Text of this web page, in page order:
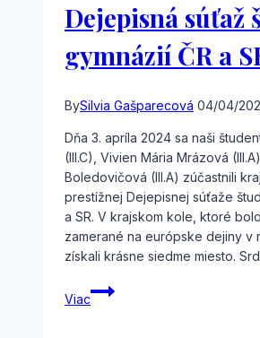
Dejepisná súťaž
gymnázií ČR a
BySilvia Gašparecová 04/04/
Dňa 3. apríla 2024 sa naši
(III.C), Vivien Mária Mrázová
Boledovičová (III.A) zúčastnili
prestížnej Dejepisnej súťaže
a SR. V krajskom kole, ktoré
zamerané na európske dejiny v
získali krásne siedme miesto.
Viac
Dejepisná
súťaž